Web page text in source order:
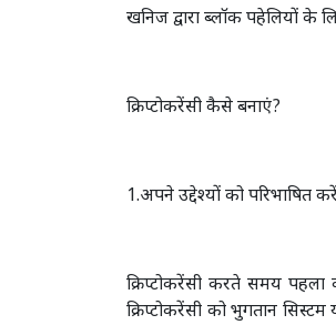
खनिज द्वारा ब्लॉक पहेलियों के
क्रिप्टोकरेंसी कैसे बनाएं?
1.अपने उद्देश्यों को परिभाषित
क्रिप्टोकरेंसी करते समय
क्रिप्टोकरेंसी को भुगतान